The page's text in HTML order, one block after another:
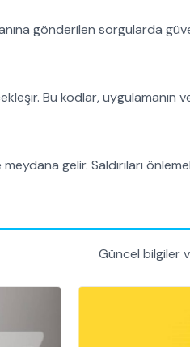
gönderilen sorgularda
Bu kodlar, uygulamanın
gelir. Saldırıları
Güncel bilgiler